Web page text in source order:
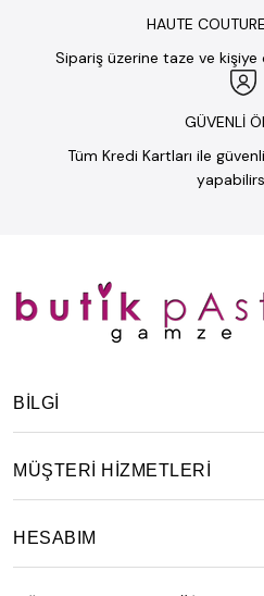
HAUTE
Sipariş üzerine taze ve kişiye
GÜVENLİ
Tüm Kredi Kartları ile
BILGI
MÜŞTERİ HİZMETLERİ
HESABIM